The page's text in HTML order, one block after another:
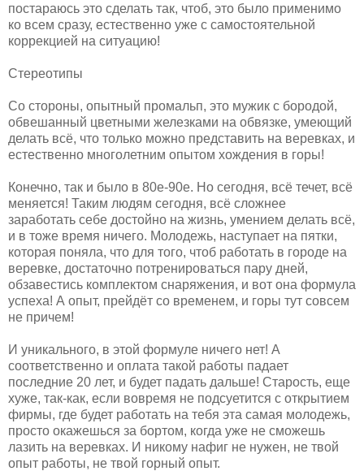
постараюсь это сделать так, чтоб, это было применимо
ко всем сразу, естественно уже с самостоятельной
коррекцией на ситуацию!
Стереотипы
Со стороны, опытный промальп, это мужик с бородой,
обвешанный цветными железками на обвязке, умеющий
делать всё, что только можно представить на веревках, и
естественно многолетним опытом хождения в горы!
Конечно, так и было в 80е-90е. Но сегодня, всё течет, всё
меняется! Таким людям сегодня, всё сложнее
заработать себе достойно на жизнь, умением делать всё,
и в тоже время ничего. Молодежь, наступает на пятки,
которая поняла, что для того, чтоб работать в городе на
веревке, достаточно потренироваться пару дней,
обзавестись комплектом снаряжения, и вот она формула
успеха! А опыт, прейдёт со временем, и горы тут совсем
не причем!
И уникального, в этой формуле ничего нет! А
соответственно и оплата такой работы падает
последние 20 лет, и будет падать дальше! Старость, еще
хуже, так-как, если вовремя не подсуетится с открытием
фирмы, где будет работать на тебя эта самая молодежь,
просто окажешься за бортом, когда уже не сможешь
лазить на веревках. И никому нафиг не нужен, не твой
опыт работы, не твой горный опыт.